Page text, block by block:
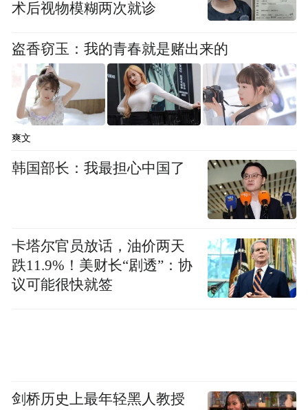
术后视物模糊两次就诊
盗香窃玉：我的青春就是赌出来的
爽文
韩国部长：我最担心中国了
卡塔尔官员放话，油价两天
跌11.9%！美财长“剧透”：协
议可能很快就签
剑桥历史上最年轻黑人教授